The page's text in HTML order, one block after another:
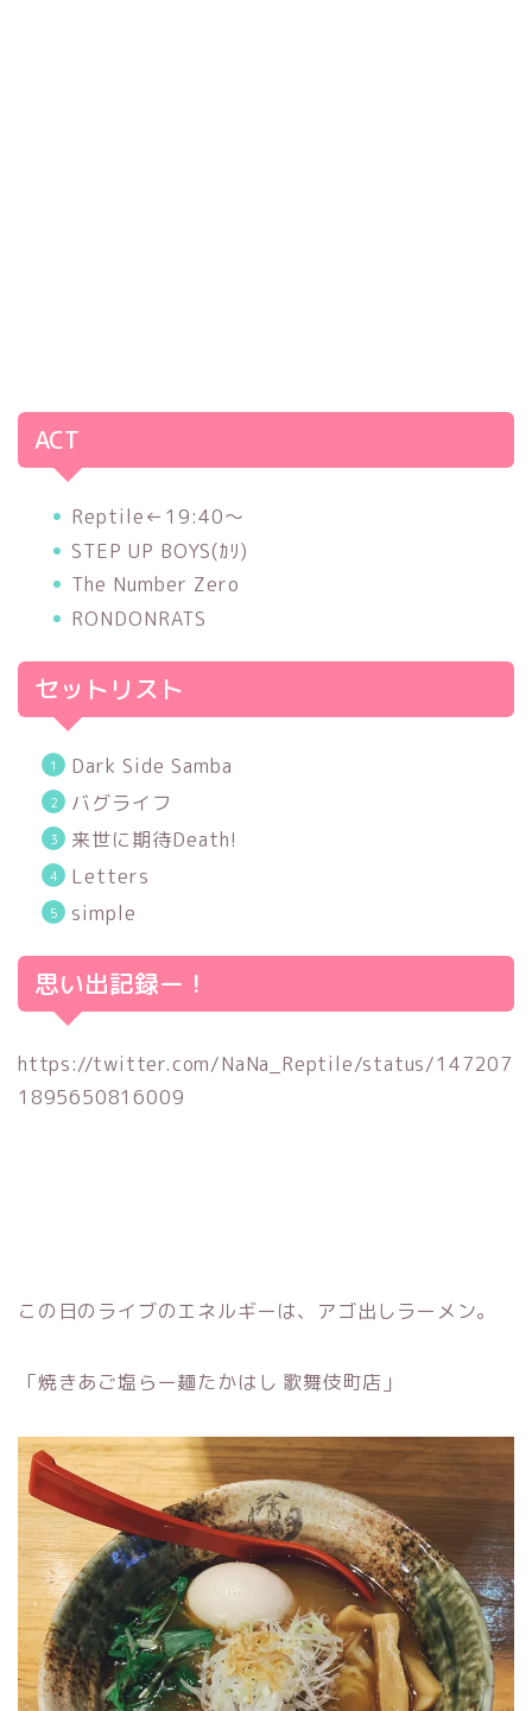
ACT
Reptile←19:40〜
STEP UP BOYS(ｶﾘ)
The Number Zero
RONDONRATS
セットリスト
Dark Side Samba
バグライフ
来世に期待Death!
Letters
simple
思い出記録ー！
https://twitter.com/NaNa_Reptile/status/147207
1895650816009
この日のライブのエネルギーは、アゴ出しラーメン。
「焼きあご塩らー麺たかはし 歌舞伎町店」